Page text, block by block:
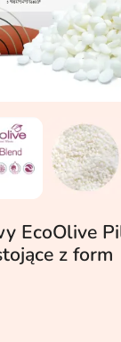
EcoOlive
z form